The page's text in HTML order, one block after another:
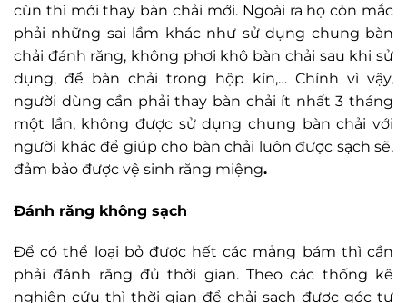
cùn thì mới thay bàn chải mới. Ngoài ra họ còn mắc
phải những sai lầm khác như sử dụng chung bàn
chải đánh răng, không phơi khô bàn chải sau khi sử
dụng, để bàn chải trong hộp kín,… Chính vì vậy,
người dùng cần phải thay bàn chải ít nhất 3 tháng
một lần, không được sử dụng chung bàn chải với
người khác để giúp cho bàn chải luôn được sạch sẽ,
đảm bảo được vệ sinh răng miệng.
Đánh răng không sạch
Để có thể loại bỏ được hết các mảng bám thì cần
phải đánh răng đủ thời gian. Theo các thống kê
nghiên cứu thì thời gian để chải sạch được góc tư